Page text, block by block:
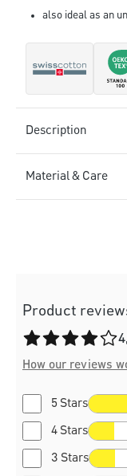
also ideal as an
Description
Material & Care
Product
Average rating of
How our reviews
5 Stars
4 Stars
3 Stars